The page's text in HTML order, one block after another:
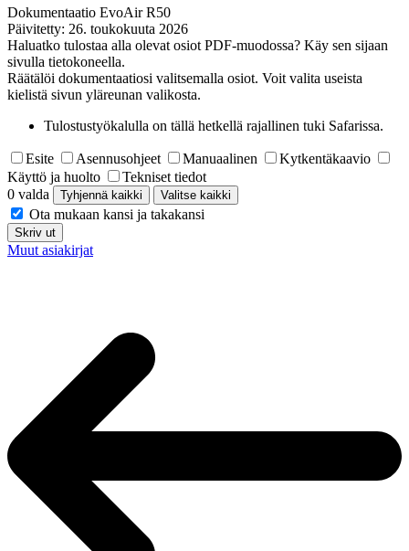
Dokumentaatio EvoAir R50
Päivitetty: 26. toukokuuta 2026
Haluatko tulostaa alla olevat osiot PDF-muodossa? Käy sen sijaan
sivulla tietokoneella.
Räätälöi dokumentaatiosi valitsemalla osiot. Voit valita useista
kielistä sivun yläreunan valikosta.
Tulostustyökalulla on tällä hetkellä rajallinen tuki Safarissa.
Esite Asennusohjeet Manuaalinen
Kytkentäkaavio
Käyttö ja huolto
Tekniset tiedot
0 valda
Tyhjennä kaikki Valitse kaikki
Ota mukaan kansi ja takakansi
Skriv ut
Muut asiakirjat